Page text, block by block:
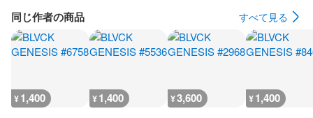
同じ作者の商品 すべて見る
¥1,400 ¥1,400 ¥3,600 ¥1,400